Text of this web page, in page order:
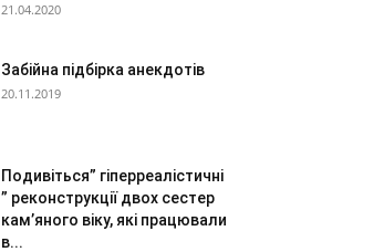
21.04.2020
Забійна підбірка анекдотів
20.11.2019
Подивіться” гіперреалістичні
” реконструкції двох сестер
кам’яного віку, які працювали
в...